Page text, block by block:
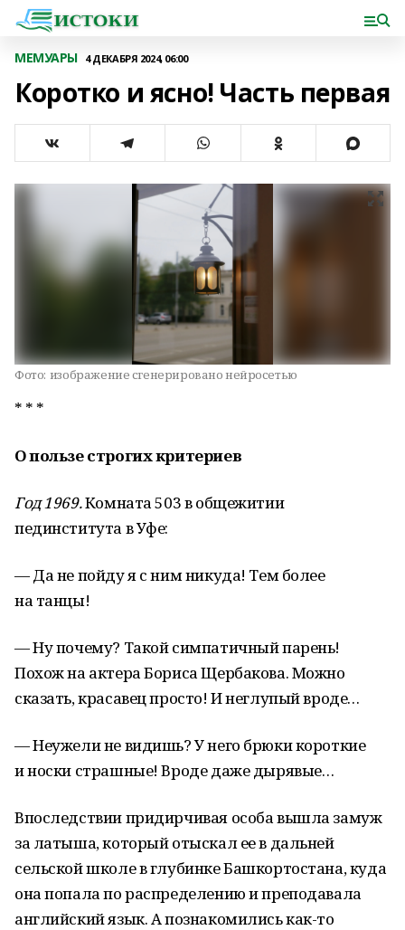
МЕМУАРЫ 4 ДЕКАБРЯ 2024, 06:00
Коротко и ясно! Часть первая
Фото: изображение сгенерировано нейросетью
* * *
О пользе строгих критериев
Год 1969.Комната 503 в общежитии
пединститута в Уфе:
— Да не пойду я с ним никуда! Тем более
на танцы!
— Ну почему? Такой симпатичный парень!
Похож на актера Бориса Щербакова. Можно
сказать, красавец просто! И неглупый вроде…
— Неужели не видишь? У него брюки короткие
и носки страшные! Вроде даже дырявые…
Впоследствии придирчивая особа вышла замуж
за латыша, который отыскал ее в дальней
сельской школе в глубинке Башкортостана, куда
она попала по распределению и преподавала
английский язык. А познакомились как-то